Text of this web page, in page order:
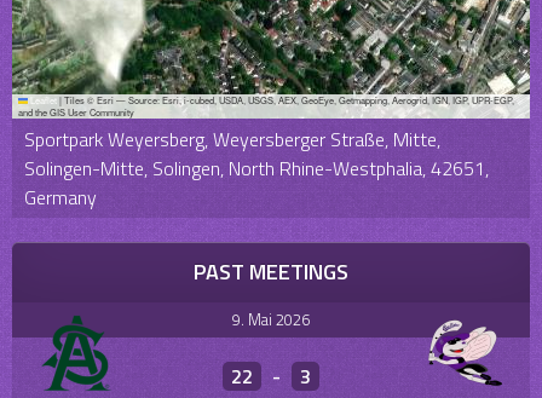
Leaflet |Tiles © Esri — Source: Esri, i-cubed, USDA, USGS, AEX, GeoEye, Getmapping, Aerogrid, IGN, IGP, UPR-EGP,
and the GIS User Community
Sportpark Weyersberg, Weyersberger Straße, Mitte,
Solingen-Mitte, Solingen, North Rhine-Westphalia, 42651,
Germany
PAST MEETINGS
9. Mai 2026
22 -
3